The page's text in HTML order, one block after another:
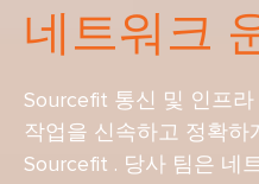
네트워크
Sourcefit 통신 및 인프
작업을 신속하고 정확하
Sourcefit . 당사 팀은 네